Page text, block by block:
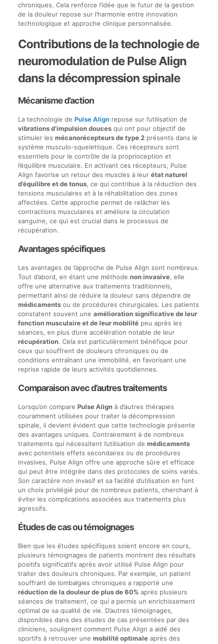
chroniques. Cela renforce l’idée que le futur de la gestion
de la douleur repose sur l’harmonie entre innovation
technologique et approche clinique personnalisée.
Contributions de la technologie de
neuromodulation de Pulse Align
dans la décompression spinale
Mécanisme d’action
La technologie de Pulse Alignrepose sur l’utilisation de
vibrations d’impulsion doucesqui ont pour objectif de
stimuler les mécanorécepteurs de type 2présents dans le
système musculo-squelettique. Ces récepteurs sont
essentiels pour le contrôle de la proprioception et
l’équilibre musculaire. En activant ces récepteurs, Pulse
Align favorise un retour des muscles à leur état naturel
d’équilibre et de tonus, ce qui contribue à la réduction des
tensions musculaires et à la réhabilitation des zones
affectées. Cette approche permet de relâcher les
contractions musculaires et améliore la circulation
sanguine, ce qui est crucial dans le processus de
récupération.
Avantages spécifiques
Les avantages de l’approche de Pulse Align sont nombreux.
Tout d’abord, en étant une méthode non invasive, elle
offre une alternative aux traitements traditionnels,
permettant ainsi de réduire la douleur sans dépendre de
médicamentsou de procédures chirurgicales. Les patients
constatent souvent une amélioration significative de leur
fonction musculaire et de leur mobilitépeu après les
séances, en plus d’une accélération notable de leur
récupération. Cela est particulièrement bénéfique pour
ceux qui souffrent de douleurs chroniques ou de
conditions entraînant une immobilité, en favorisant une
reprise rapide de leurs activités quotidiennes.
Comparaison avec d’autres traitements
Lorsqu’on compare Pulse Alignà d’autres thérapies
couramment utilisées pour traiter la décompression
spinale, il devient évident que cette technologie présente
des avantages uniques. Contrairement à de nombreux
traitements qui nécessitent l’utilisation de médicaments
avec potentiels effets secondaires ou de procédures
invasives, Pulse Align offre une approche sûre et efficace
qui peut être intégrée dans des protocoles de soins variés.
Son caractère non invasif et sa facilité d’utilisation en font
un choix privilégié pour de nombreux patients, cherchant à
éviter les complications associées aux traitements plus
agressifs.
Études de cas ou témoignages
Bien que les études spécifiques soient encore en cours,
plusieurs témoignages de patients montrent des résultats
positifs significatifs après avoir utilisé Pulse Align pour
traiter des douleurs chroniques. Par exemple, un patient
souffrant de lombalgies chroniques a rapporté une
réduction de la douleur de plus de 60% après plusieurs
séances de traitement, ce qui a permis un enrichissement
optimal de sa qualité de vie. D’autres témoignages,
disponibles dans des études de cas présentées par des
cliniciens, soulignent comment Pulse Align a aidé des
sportifs à retrouver une mobilité optimaleaprès des